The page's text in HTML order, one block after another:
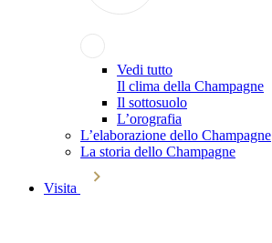
Vedi tutto
Il clima della Champagne
Il sottosuolo
L’orografia
L’elaborazione dello Champagne
La storia dello Champagne
Visita